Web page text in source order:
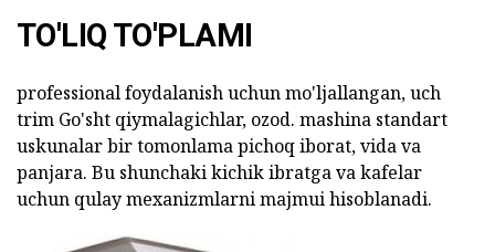
TO'LIQ TO'PLAMI
professional foydalanish uchun mo'ljallangan, uch
trim Go'sht qiymalagichlar, ozod. mashina standart
uskunalar bir tomonlama pichoq iborat, vida va
panjara. Bu shunchaki kichik ibratga va kafelar
uchun qulay mexanizmlarni majmui hisoblanadi.